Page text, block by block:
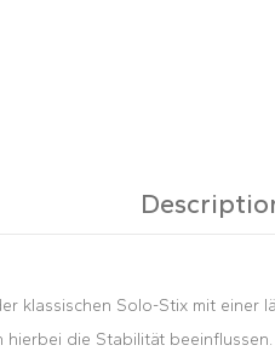
klassischen Solo-Stix mit
hierbei die Stabilität